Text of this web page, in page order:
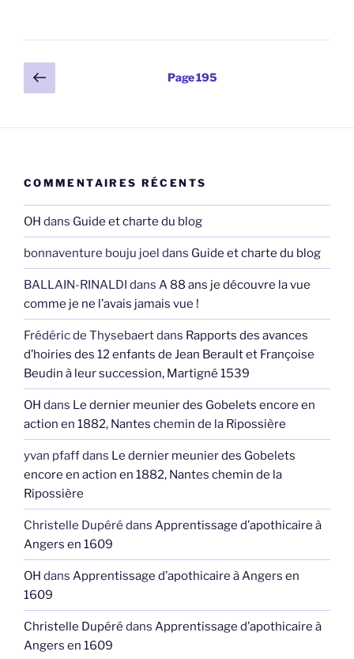
Pagination
des
Page
précédente
Page195
COMMENTAIRES RÉCENTS
OH dans Guide et charte du blog
bonnaventure bouju joel dans Guide et charte du blog
BALLAIN-RINALDI dans A 88 ans je découvre la vue
comme je ne l’avais jamais vue !
Frédéric de Thysebaertdans Rapports des avances
d’hoiries des 12 enfants de Jean Berault et Françoise
Beudin à leur succession, Martigné 1539
OH dans Le dernier meunier des Gobelets encore en
action en 1882, Nantes chemin de la Ripossière
yvan pfaffdans Le dernier meunier des Gobelets
encore en action en 1882, Nantes chemin de la
Ripossière
Christelle Dupéré dans Apprentissage d’apothicaire à
Angers en 1609
OH dans Apprentissage d’apothicaire à Angers en
1609
Christelle Dupéré dans Apprentissage d’apothicaire à
Angers en 1609